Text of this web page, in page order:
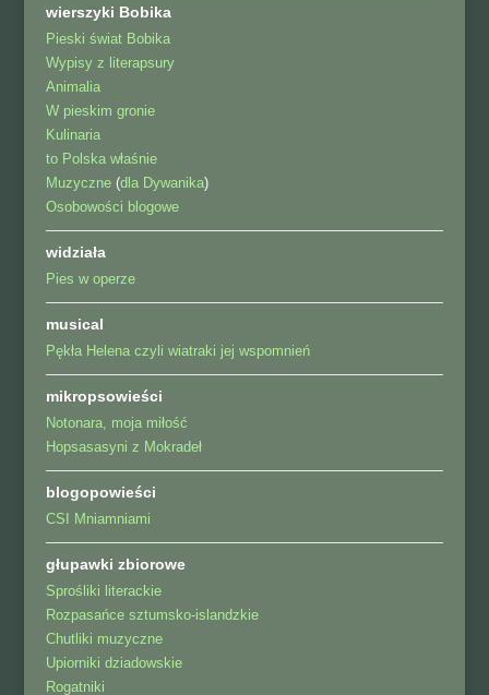
wierszyki Bobika
Pieski świat Bobika
Wypisy z literapsury
Animalia
W pieskim gronie
Kulinaria
to Polska właśnie
Muzyczne (dla Dywanika)
Osobowości blogowe
widziała
Pies w operze
musical
Pękła Helena czyli wiatraki jej wspomnień
mikropsowieści
Notonara, moja miłość
Hopsasasyni z Mokradeł
blogopowieści
CSI Mniamniami
głupawki zbiorowe
Sprośliki literackie
Rozpasańce sztumsko-islandzkie
Chutliki muzyczne
Upiorniki dziadowskie
Rogatniki